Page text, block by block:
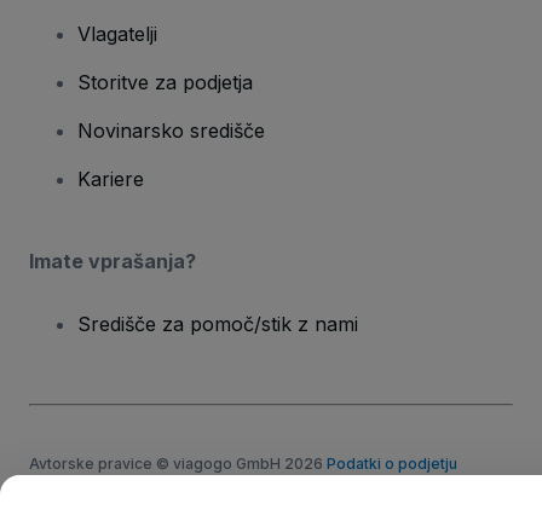
Vlagatelji
Storitve za podjetja
Novinarsko središče
Kariere
Imate vprašanja?
Središče za pomoč/stik z nami
Avtorske pravice © viagogo GmbH 2026 Podatki o podjetju